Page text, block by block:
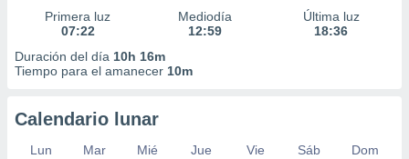
Primera luz
07:22
Mediodía
12:59
Última luz
18:36
Duración del día 10h 16m
Tiempo para el amanecer 10m
Calendario lunar
Lun Mar Mié Jue Vie Sáb
Dom